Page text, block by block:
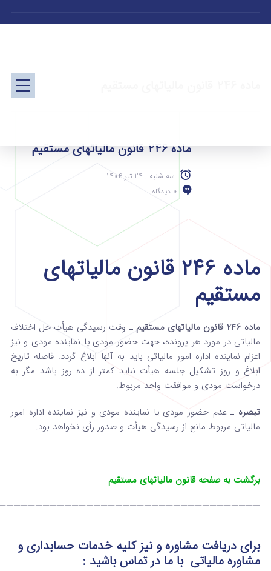
ماده 246 قانون مالیاتهای مستقیم
سه شنبه , 24 تیر 1404
0 دیدگاه
ماده 246 قانون مالیاتهای
مستقیم
ماده 246 قانون مالیاتهای مستقیم
ـ وقت رسیدگی هیأت حل اختلاف
مالیاتی در مورد هر پرونده‌، جهت حضور مودی یا نماینده مودی و نیز
اعزام نماینده ‌اداره امور مالیاتی باید به آنها ابلاغ گردد. فاصله تاریخ
ابلاغ و روز تشکیل جلسه هیأت نباید کمتر از ده روز باشد مگر به
درخواست ‌مودی و موافقت واحد مربوط‌.
تبصره ـ عدم حضور مودی یا نماینده مودی و نیز نماینده اداره امور
مالیاتی مربوط مانع از رسیدگی هیأت و صدور رأی نخواهد بود.
برگشت به صفحه قانون مالیاتهای مستقیم
برای دریافت مشاوره و نیز کلیه خدمات حسابداری و
مشاوره مالیاتیبا ما در تماسباشید :